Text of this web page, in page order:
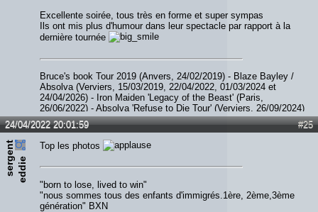
Excellente soirée, tous très en forme et super sympas
Ils ont mis plus d'humour dans leur spectacle par rapport à la
dernière tournée
Bruce's book Tour 2019 (Anvers, 24/02/2019) - Blaze Bayley /
Absolva (Verviers, 15/03/2019, 22/04/2022, 01/03/2024 et
24/04/2026) - Iron Maiden 'Legacy of the Beast' (Paris,
26/06/2022) - Absolva 'Refuse to Die Tour' (Verviers, 26/09/2024)
- Paul Di'Anno (Diest, 06/12/2023) - JohnL (Verviers, 05/09/2025)
- Smith / Kotzen (Ittre, 07/02/2026) - The Hell Patrol / Nightride
(Fléron, 28/02/2026)
#25
24/04/2022 20:01:59
s
e
rg
e
n
t
e
d
d
ie
Top les photos
"born to lose, lived to win"
"nous sommes tous des enfants d'immigrés.1ère, 2ème,3ème
génération" BXN